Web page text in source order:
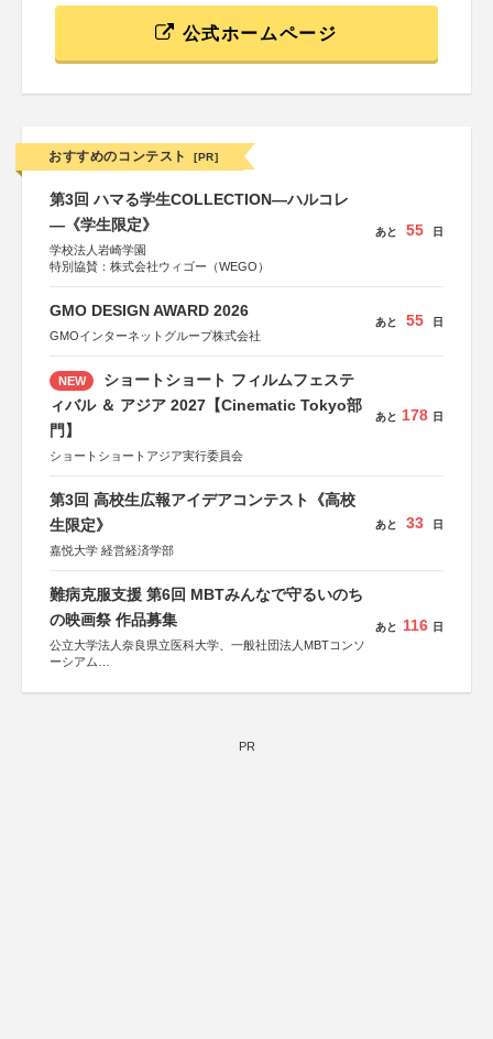
公式ホームページ
おすすめのコンテスト [PR]
第3回 ハマる学生COLLECTION―ハルコレ
―《学生限定》
学校法人岩崎学園
特別協賛：株式会社ウィゴー（WEGO）
あと 55 日
GMO DESIGN AWARD 2026
GMOインターネットグループ株式会社
あと 55 日
NEW
ショートショート フィルムフェステ
ィバル ＆ アジア 2027【Cinematic Tokyo部
門】
ショートショートアジア実行委員会
あと 178 日
第3回 高校生広報アイデアコンテスト《高校
生限定》
嘉悦大学 経営経済学部
あと 33 日
難病克服支援 第6回 MBTみんなで守るいのち
の映画祭 作品募集
公立大学法人奈良県立医科大学、一般社団法人MBTコンソ
ーシアム
協力：読売新聞社
あと 116 日
PR